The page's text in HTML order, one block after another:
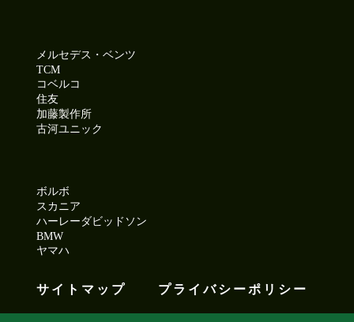
メルセデス・ベンツ
TCM
コベルコ
住友
加藤製作所
古河ユニック
ボルボ
スカニア
ハーレーダビッドソン
BMW
ヤマハ
サイトマップ プライバシーポリシー